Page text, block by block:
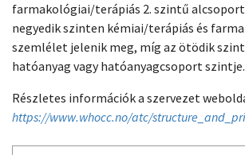
farmakológiai/terápiás 2. szintű
negyedik szinten kémiai/terápiás és
szemlélet jelenik meg, míg az ötödik
hatóanyag vagy hatóanyagcsoport szintje.
Részletes információk a szervezet
https://www.whocc.no/atc/